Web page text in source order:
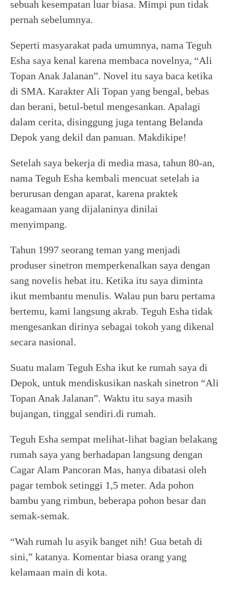
sebuah kesempatan luar biasa. Mimpi pun tidak
pernah sebelumnya.
Seperti masyarakat pada umumnya, nama Teguh
Esha saya kenal karena membaca novelnya, “Ali
Topan Anak Jalanan”. Novel itu saya baca ketika
di SMA. Karakter Ali Topan yang bengal, bebas
dan berani, betul-betul mengesankan. Apalagi
dalam cerita, disinggung juga tentang Belanda
Depok yang dekil dan panuan. Makdikipe!
Setelah saya bekerja di media masa, tahun 80-an,
nama Teguh Esha kembali mencuat setelah ia
berurusan dengan aparat, karena praktek
keagamaan yang dijalaninya dinilai
menyimpang.
Tahun 1997 seorang teman yang menjadi
produser sinetron memperkenalkan saya dengan
sang novelis hebat itu. Ketika itu saya diminta
ikut membantu menulis. Walau pun baru pertama
bertemu, kami langsung akrab. Teguh Esha tidak
mengesankan dirinya sebagai tokoh yang dikenal
secara nasional.
Suatu malam Teguh Esha ikut ke rumah saya di
Depok, untuk mendiskusikan naskah sinetron “Ali
Topan Anak Jalanan”. Waktu itu saya masih
bujangan, tinggal sendiri.di rumah.
Teguh Esha sempat melihat-lihat bagian belakang
rumah saya yang berhadapan langsung dengan
Cagar Alam Pancoran Mas, hanya dibatasi oleh
pagar tembok setinggi 1,5 meter. Ada pohon
bambu yang rimbun, beberapa pohon besar dan
semak-semak.
“Wah rumah lu asyik banget nih! Gua betah di
sini,” katanya. Komentar biasa orang yang
kelamaan main di kota.